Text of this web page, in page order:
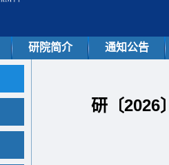
研院简介 通知公告
研〔2026